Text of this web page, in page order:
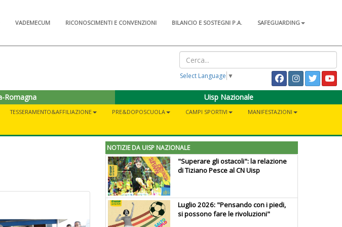
VADEMECUM RICONOSCIMENTI E CONVENZIONI BILANCIO E SOSTEGNI P.A.
SAFEGUARDING
Select Language ▼
Romagna Uisp Nazionale
TESSERAMENTO&AFFILIAZIONE PRE&DOPOSCUOLA CAMPI SPORTIVI
MANIFESTAZIONI
NOTIZIE DA UISP NAZIONALE
"Superare gli ostacoli": la relazione
di Tiziano Pesce al CN Uisp
Luglio 2026: "Pensando con i piedi,
si possono fare le rivoluzioni"